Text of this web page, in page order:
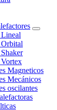
Magneticos
Mecánicos
oscilantes